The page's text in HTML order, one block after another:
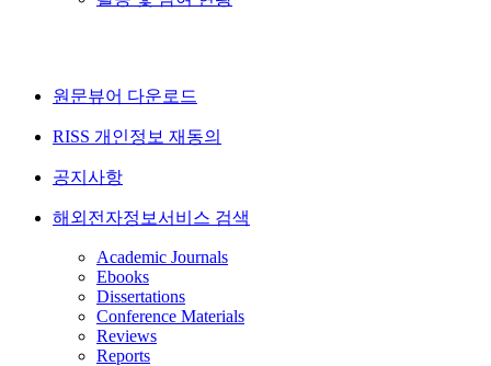
원문뷰어 다운로드
RISS 개인정보 재동의
공지사항
해외전자정보서비스 검색
Academic Journals
Ebooks
Dissertations
Conference Materials
Reviews
Reports